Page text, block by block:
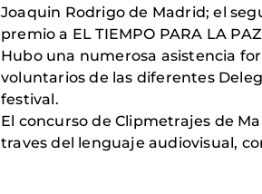
Joaquin Rodrigo de Madrid; el
premio a EL TIEMPO PARA LA
Hubo una numerosa asistencia
voluntarios de las diferentes
festival.
El concurso de Clipmetrajes de
traves del lenguaje audiovisual,